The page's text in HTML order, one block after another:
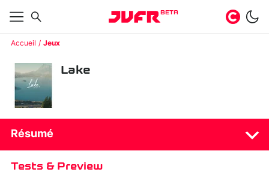
BETA
Accueil Jeux
Lake
Résumé
Tests & Preview